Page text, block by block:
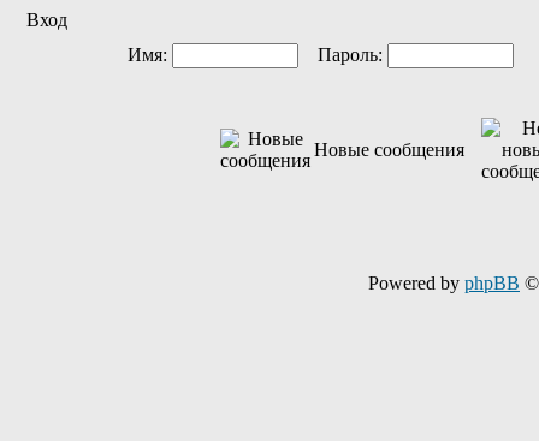
Вход
Имя:
Пароль:
Новые сообщения
Powered by phpBB ©